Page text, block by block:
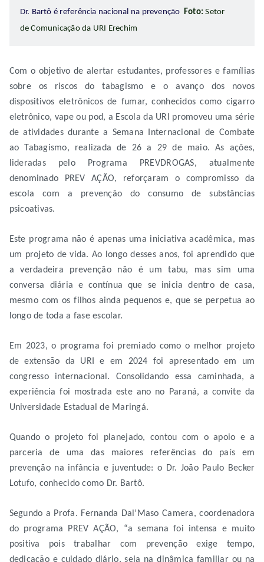
Dr. Bartô é referência nacional na prevençãoFoto: Setor
de Comunicação da URI Erechim
Com o objetivo de alertar estudantes, professores e famílias
sobre os riscos do tabagismo e o avanço dos novos
dispositivos eletrônicos de fumar, conhecidos como cigarro
eletrônico, vape ou pod, a Escola da URI promoveu uma série
de atividades durante a Semana Internacional de Combate
ao Tabagismo, realizada de 26 a 29 de maio. As ações,
lideradas pelo Programa PREVDROGAS, atualmente
denominado PREV AÇÃO, reforçaram o compromisso da
escola com a prevenção do consumo de substâncias
psicoativas.
Este programa não é apenas uma iniciativa acadêmica, mas
um projeto de vida. Ao longo desses anos, foi aprendido que
a verdadeira prevenção não é um tabu, mas sim uma
conversa diária e contínua que se inicia dentro de casa,
mesmo com os filhos ainda pequenos e, que se perpetua ao
longo de toda a fase escolar.
Em 2023, o programa foi premiado como o melhor projeto
de extensão da URI e em 2024 foi apresentado em um
congresso internacional. Consolidando essa caminhada, a
experiência foi mostrada este ano no Paraná, a convite da
Universidade Estadual de Maringá.
Quando o projeto foi planejado, contou com o apoio e a
parceria de uma das maiores referências do país em
prevenção na infância e juventude: o Dr. João Paulo Becker
Lotufo, conhecido como Dr. Bartô.
Segundo a Profa. Fernanda Dal’Maso Camera, coordenadora
do programa PREV AÇÃO, “a semana foi intensa e muito
positiva pois trabalhar com prevenção exige tempo,
dedicação e cuidado diário, seja na dinâmica familiar ou na